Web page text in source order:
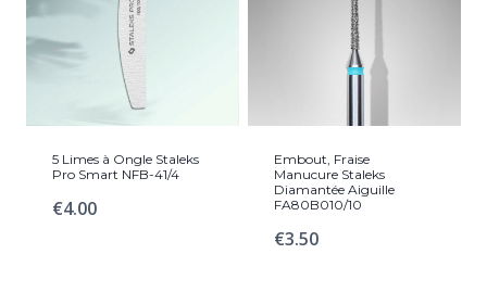
5 Limes à Ongle Staleks
Pro Smart NFB-41/4
€4.00
Embout, Fraise
Manucure Staleks
Diamantée Aiguille
FA80B010/10
€3.50